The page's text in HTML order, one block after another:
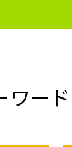
ワード